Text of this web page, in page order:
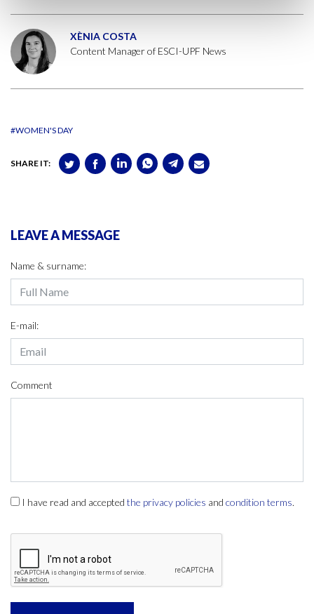
XÈNIA COSTA
Content Manager of ESCI-UPF News
#WOMEN'S DAY
SHARE IT:
LEAVE A MESSAGE
Name & surname:
E-mail:
Comment
I have read and accepted the privacy policies and condition terms.